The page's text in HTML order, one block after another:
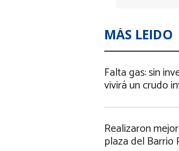
MÁS LEIDO
Falta gas: sin
vivirá un crudo
Realizaron
plaza del Barrio